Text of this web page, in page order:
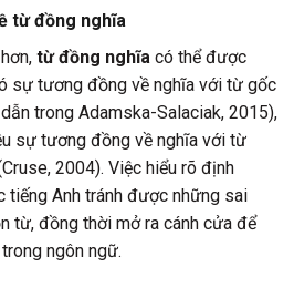
từ đồng nghĩa
từ đồng nghĩa có thể được
sự tương đồng về nghĩa với từ gốc
trong Adamska-Salaciak, 2015),
sự tương đồng về nghĩa với từ
2004). Việc hiểu rõ định
tiếng Anh tránh được những sai
từ, đồng thời mở ra cánh cửa để
ngôn ngữ.